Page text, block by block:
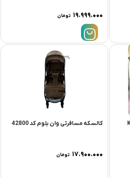
۱۹.۹۹۹.۰۰۰ تومان
کالسکه مسافرتی وان بلوم کد 42800
۱۷.۹۰۰.۰۰۰ تومان